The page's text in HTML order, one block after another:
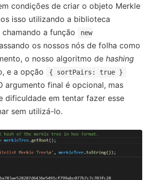
condições de criar o objeto Merkle
isso utilizando a biblioteca
chamando a função
new
os nossos nós de folha como
o nosso algoritmo de hashing
e a opção
{ sortPairs: true }
argumento final é opcional, mas
dificuldade em tentar fazer esse
sem utilizá-lo.